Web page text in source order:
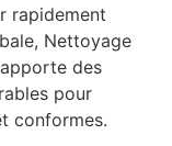
rapidement
Nettoyage
des
pour
conformes.